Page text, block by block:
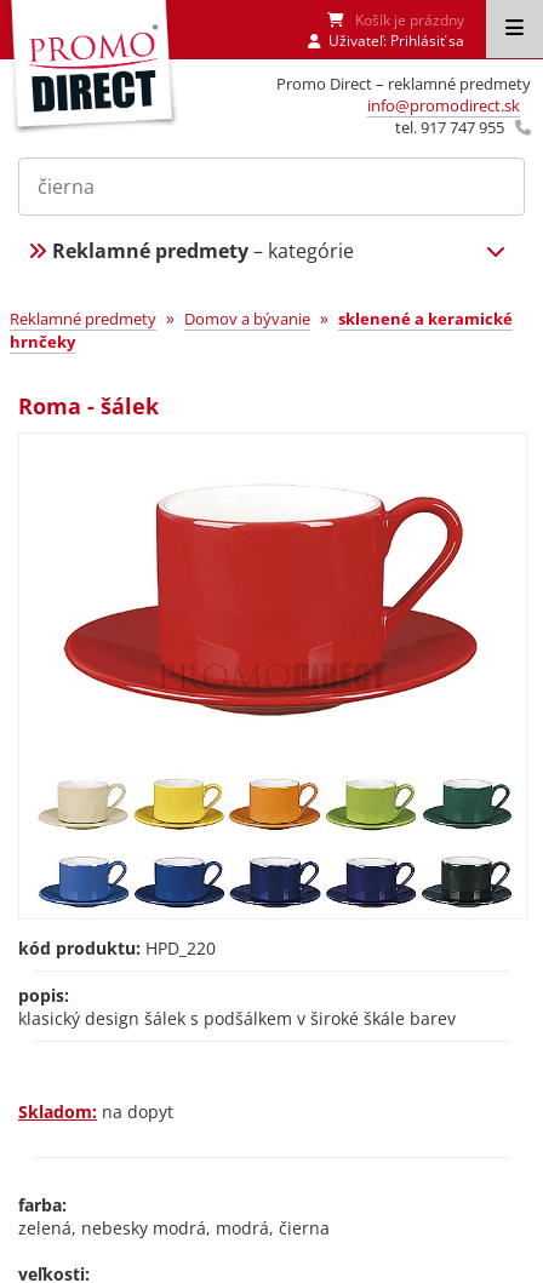
Promo Direct – reklamné predmety
info@promodirect.sk
tel. 917 747 955
Košík je prázdny
Uživateľ: Prihlásiť sa
Reklamné predmety– kategórie
Reklamné predmety » Domov a bývanie » sklenené a keramické
hrnčeky
Roma - šálek
kód produktu: HPD_220
popis:
klasický design šálek s podšálkem v široké škále barev
Skladom: na dopyt
farba:
zelená, nebesky modrá, modrá, čierna
veľkosti: